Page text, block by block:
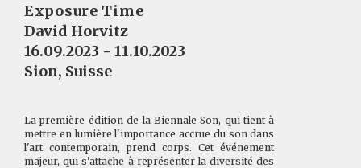
Exposure Time
David Horvitz
16.09.2023 - 11.10.2023
Sion, Suisse
La première édition de la Biennale Son, qui tient à
mettre en lumière l'importance accrue du son dans
l'art contemporain, prend corps. Cet événement
majeur, qui s'attache à représenter la diversité des